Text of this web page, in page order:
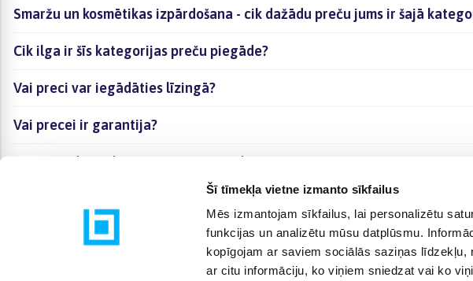
Šī tīmekļa vietne izmanto sīkfailus
Mēs izmantojam sīkfailus, lai personalizētu
funkcijas un analizētu mūsu datplūsmu.
kopīgojam ar saviem sociālās saziņas
ar citu informāciju, ko viņiem sniedzat vai ko
Smaržu un kosmētikas izpārdošana - cik dažādu preču jums ir šajā
Cik ilga ir šīs kategorijas preču piegāde?
Vai preci var iegādāties līzingā?
Vai precei ir garantija?
Kā visērtāk izvēlēties sev piemērotāko preci?